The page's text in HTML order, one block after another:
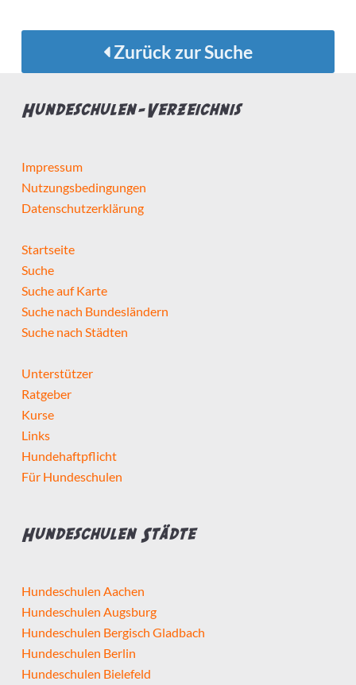
Zurück zur Suche
Hundeschulen-Verzeichnis
Impressum
Nutzungsbedingungen
Datenschutzerklärung
Startseite
Suche
Suche auf Karte
Suche nach Bundesländern
Suche nach Städten
Unterstützer
Ratgeber
Kurse
Links
Hundehaftpflicht
Für Hundeschulen
Hundeschulen Städte
Hundeschulen Aachen
Hundeschulen Augsburg
Hundeschulen Bergisch Gladbach
Hundeschulen Berlin
Hundeschulen Bielefeld